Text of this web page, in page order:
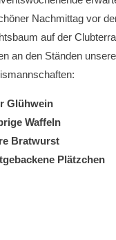
Nachmittag vor
auf der
an den Ständen
Glühwein
Waffeln
Bratwurst
Plätzchen